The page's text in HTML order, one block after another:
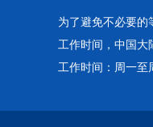
为了避免不必要的
工作时间，中国大
工作时间：周一至